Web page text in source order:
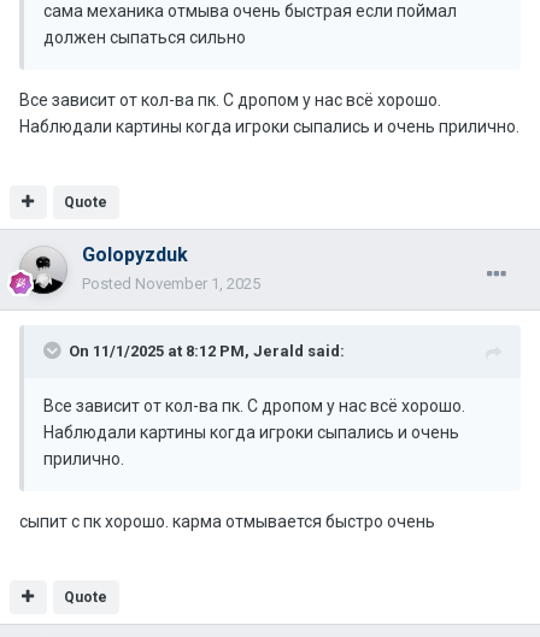
сама механика отмыва очень быстрая если поймал
должен сыпаться сильно
Все зависит от кол-ва пк. С дропом у нас всё хорошо.
Наблюдали картины когда игроки сыпались и очень прилично.
Quote
Golopyzduk
Posted November 1, 2025
On 11/1/2025 at 8:12 PM, Jerald said:
Все зависит от кол-ва пк. С дропом у нас всё хорошо.
Наблюдали картины когда игроки сыпались и очень
прилично.
сыпит с пк хорошо. карма отмывается быстро очень
Quote